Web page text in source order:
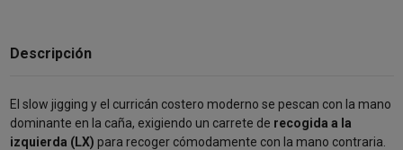
Descripción
El slow jigging y el curricán costero moderno se pescan con la mano
dominante en la caña, exigiendo un carrete de recogida a la
izquierda (LX) para recoger cómodamente con la mano contraria.